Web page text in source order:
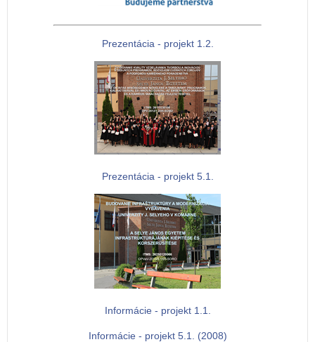
Prezentácia - projekt 1.2.
Prezentácia - projekt 5.1.
Informácie - projekt 1.1.
Informácie - projekt 5.1. (2008)